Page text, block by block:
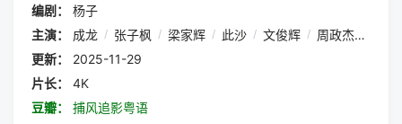
编剧：
杨子
主演：
成龙 / 张子枫 / 梁家辉 / 此沙 / 文俊辉 / 周政杰
更新：
2025-11-29
片长：
4K
豆瓣：
捕风追影粤语